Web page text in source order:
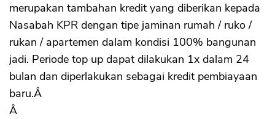
merupakan tambahan kredit yang diberikan kepada
Nasabah KPR dengan tipe jaminan rumah / ruko /
rukan / apartemen dalam kondisi 100% bangunan
jadi. Periode top up dapat dilakukan 1x dalam 24
bulan dan diperlakukan sebagai kredit pembiayaan
baru.Â
Â